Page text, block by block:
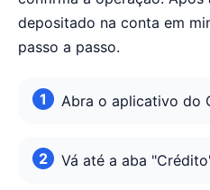
depositado na conta em
passo a passo.
Abra o aplicativo do
Vá até a aba